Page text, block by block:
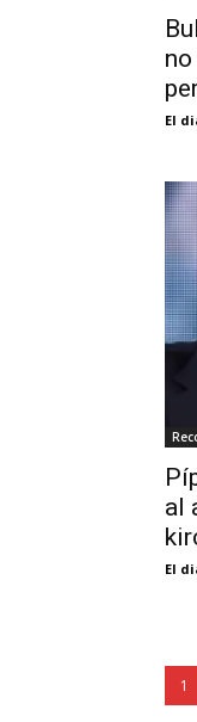
El
al
El
1